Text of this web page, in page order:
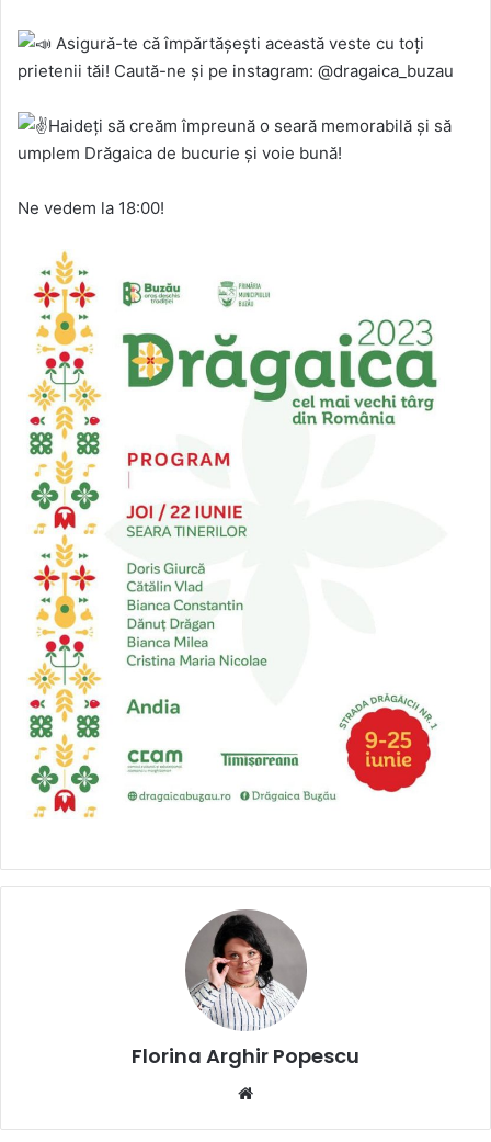
Asigură-te că împărtășești această veste cu toți
prietenii tăi! Caută-ne și pe instagram: @dragaica_buzau
Haideți să creăm împreună o seară memorabilă și să
umplem Drăgaica de bucurie și voie bună!
Ne vedem la 18:00!
Florina Arghir Popescu